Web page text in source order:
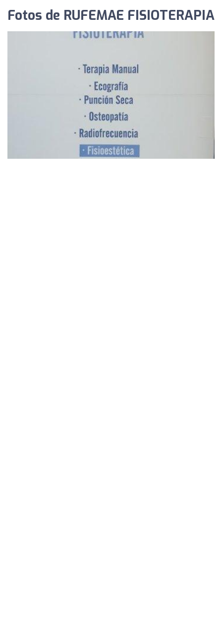
Fotos de RUFEMAE FISIOTERAPIA